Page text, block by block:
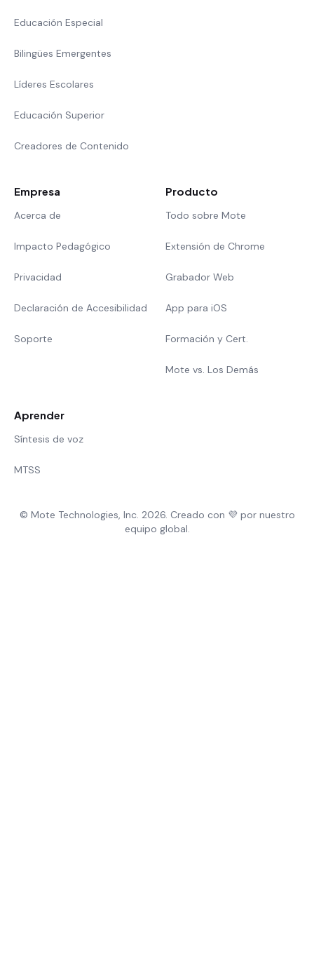
Educación Especial
Bilingües Emergentes
Líderes Escolares
Educación Superior
Creadores de Contenido
Empresa
Acerca de
Impacto Pedagógico
Privacidad
Declaración de Accesibilidad
Soporte
Producto
Todo sobre Mote
Extensión de Chrome
Grabador Web
App para iOS
Formación y Cert.
Mote vs. Los Demás
Aprender
Síntesis de voz
MTSS
© Mote Technologies, Inc. 2026. Creado con 💜 por nuestro
equipo global.